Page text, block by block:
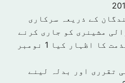
کے ذریعہ سرکاری
مشینری کو جاری کرنے
کا اظہار کیا
1 نومبر
تقرری اور بدلہ لینے